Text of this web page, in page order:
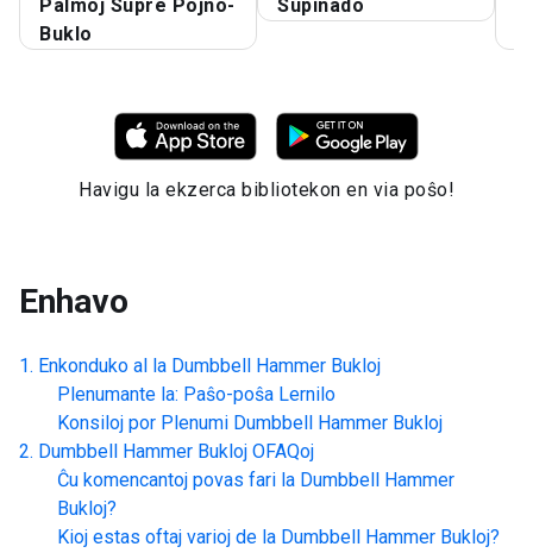
Palmoj Supre Pojno-
Buklo
Supinado
Havigu la ekzerca bibliotekon en via poŝo!
Enhavo
Enkonduko al la Dumbbell Hammer Bukloj
Plenumante la: Paŝo-poŝa Lernilo
Konsiloj por Plenumi Dumbbell Hammer Bukloj
Dumbbell Hammer Bukloj OFAQoj
Ĉu komencantoj povas fari la Dumbbell Hammer
Bukloj?
Kioj estas oftaj varioj de la Dumbbell Hammer Bukloj?